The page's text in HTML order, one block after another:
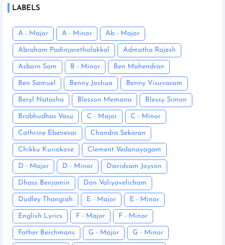
LABELS
A - Major A - Minor Ab - Major
Abraham Padinjarethalakkal Admatha Rajesh
Asborn Sam B - Minor Ben Mahendran
Ben Samuel Benny Joshua Benny Visuvasam
Beryl Natasha Blesson Memana Blessy Simon
Brabhudhas Vasu C - Major C - Minor
Cathrine Ebenesar Chandra Sekaran
Chikku Kuriakose Clement Vedanayagam
D - Major D - Minor Davidsam Joyson
Dhass Benjamin Don Valiyavelicham
Dudley Thangiah E - Major E - Minor
English Lyrics F - Major F - Minor
Father Berchmans G - Major G - Minor